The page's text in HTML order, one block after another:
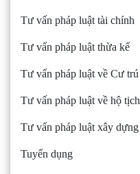
Tư vấn pháp luật tài chính
Tư vấn pháp luật thừa kế
Tư vấn pháp luật về Cư trú
Tư vấn pháp luật về hộ tịch
Tư vấn pháp luật xây dựng
Tuyển dụng